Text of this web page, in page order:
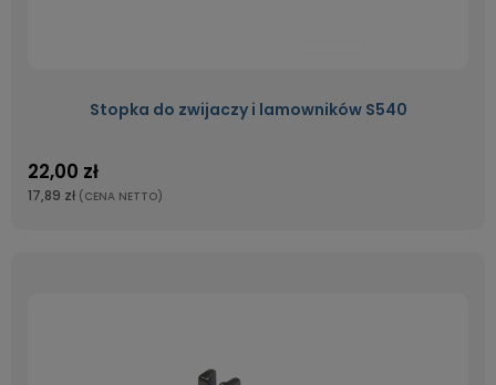
Stopka do zwijaczy i lamowników S540
22,00 zł
17,89 zł (CENA NETTO)